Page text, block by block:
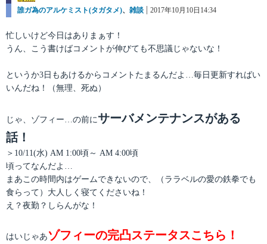
カ
ゴ
リ
誰ガ為のアルケミスト(タガタメ)、 雑談
投
2017年10月10日14:34
忙しいけど今日はありまぁす！
うん、こう書けばコメントが伸びても不思議じゃないな！
というか3日もあけるからコメントたまるんだよ…毎日更新すればい
いんだね！（無理、死ぬ）
じゃ、ゾフィー…の前にサーバメンテナンスがある
話！
＞10/11(水) AM 1:00頃～ AM 4:00頃
頃ってなんだよ…
まあこの時間内はゲームできないので、（ララベルの愛の鉄拳でも
食らって）大人しく寝てくださいね！
え？夜勤？しらんがな！
はいじゃあゾフィーの完凸ステータスこちら！